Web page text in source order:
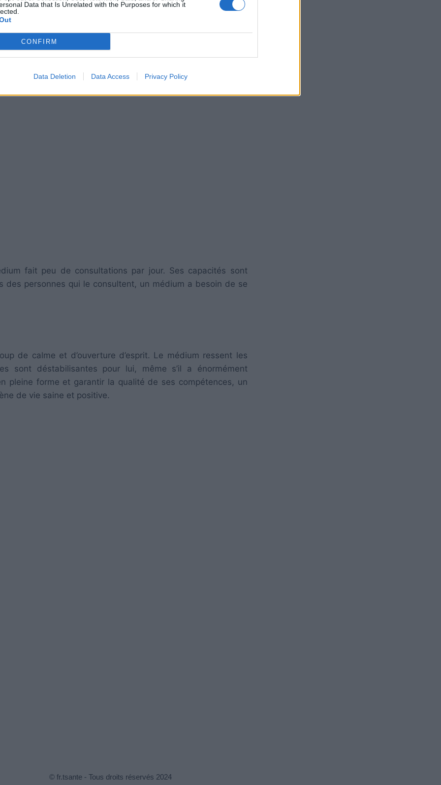
Data that Is Unrelated with the Purposes for which it
CONFIRM
Data Deletion Data Access Privacy Policy
Il peut éventuellement se servir de supports comme les
les couleurs et les dessins de ces jeux de cartes l’inspirent
ses capacités médiumniques ; il laisse de côté les
son intuition et son discernement psychique lui
et les événements à venir.
fait peu de consultations par jour. Ses capacités sont
des personnes qui le consultent, un médium a besoin de se
de calme et d’ouverture d’esprit. Le médium ressent les
sont déstabilisantes pour lui, même s’il a énormément
pleine forme et garantir la qualité de ses compétences, un
de vie saine et positive.
© fr.tsante - Tous droits réservés 2024